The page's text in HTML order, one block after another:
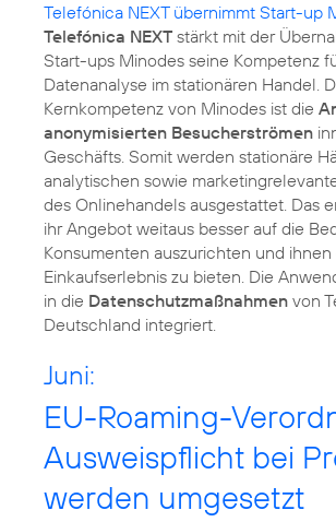
Telefónica NEXT übernimmt Start-up
Telefónica NEXT stärkt mit der
Start-ups Minodes seine Kompetenz
Datenanalyse im stationären Handel.
Kernkompetenz von Minodes ist die
anonymisierten Besucherströmen
Geschäfts. Somit werden stationäre
analytischen sowie
des Onlinehandels ausgestattet. Das
ihr Angebot weitaus besser auf die
Konsumenten auszurichten und ihnen
Einkaufserlebnis zu bieten. Die
in die Datenschutzmaßnahmen von
Deutschland integriert.
Juni:
EU-Roaming-
Ausweispflicht bei
werden umgesetzt